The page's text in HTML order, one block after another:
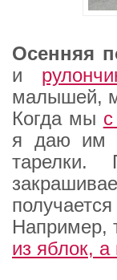
Осенняя
и
малышей,
Когда мы
я даю им
тарелки.
Например,
из яблок,